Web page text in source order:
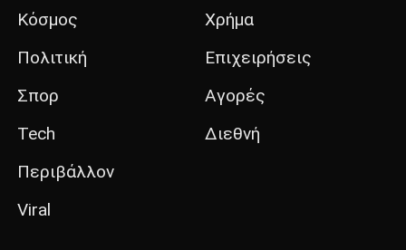
Κόσμος
Πολιτική
Σπορ
Tech
Περιβάλλον
Viral
Χρήμα
Επιχειρήσεις
Αγορές
Διεθνή